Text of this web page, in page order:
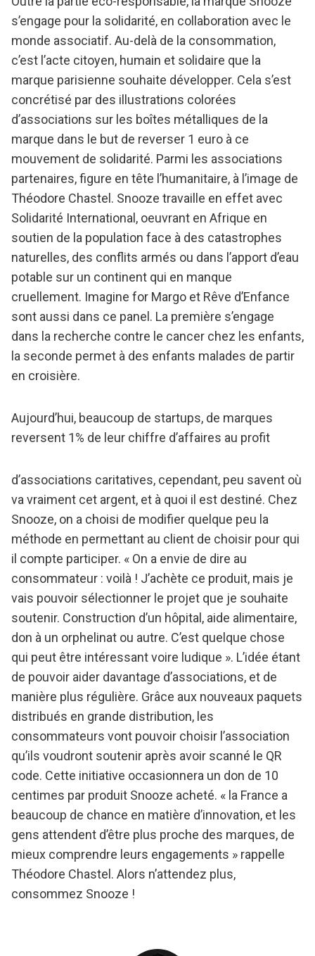
s’engage pour la solidarité, en collaboration avec le
monde associatif. Au-delà de la consommation,
c’est l’acte citoyen, humain et solidaire que la
marque parisienne souhaite développer. Cela s’est
concrétisé par des illustrations colorées
d’associations sur les boîtes métalliques de la
marque dans le but de reverser 1 euro à ce
mouvement de solidarité. Parmi les associations
partenaires, figure en tête l’humanitaire, à l’image de
Théodore Chastel. Snooze travaille en effet avec
Solidarité International, oeuvrant en Afrique en
soutien de la population face à des catastrophes
naturelles, des conflits armés ou dans l’apport d’eau
potable sur un continent qui en manque
cruellement. Imagine for Margo et Rêve d’Enfance
sont aussi dans ce panel. La première s’engage
dans la recherche contre le cancer chez les enfants,
la seconde permet à des enfants malades de partir
en croisière.
Aujourd’hui, beaucoup de startups, de marques
reversent 1% de leur chiffre d’affaires au profit
d’associations caritatives, cependant, peu savent où
va vraiment cet argent, et à quoi il est destiné. Chez
Snooze, on a choisi de modifier quelque peu la
méthode en permettant au client de choisir pour qui
il compte participer. « On a envie de dire au
consommateur : voilà ! J’achète ce produit, mais je
vais pouvoir sélectionner le projet que je souhaite
soutenir. Construction d’un hôpital, aide alimentaire,
don à un orphelinat ou autre. C’est quelque chose
qui peut être intéressant voire ludique ». L’idée étant
de pouvoir aider davantage d’associations, et de
manière plus régulière. Grâce aux nouveaux paquets
distribués en grande distribution, les
consommateurs vont pouvoir choisir l’association
qu’ils voudront soutenir après avoir scanné le QR
code. Cette initiative occasionnera un don de 10
centimes par produit Snooze acheté. « la France a
beaucoup de chance en matière d’innovation, et les
gens attendent d’être plus proche des marques, de
mieux comprendre leurs engagements » rappelle
Théodore Chastel. Alors n’attendez plus,
consommez Snooze !